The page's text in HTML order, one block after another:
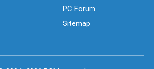
PC Forum
Sitemap